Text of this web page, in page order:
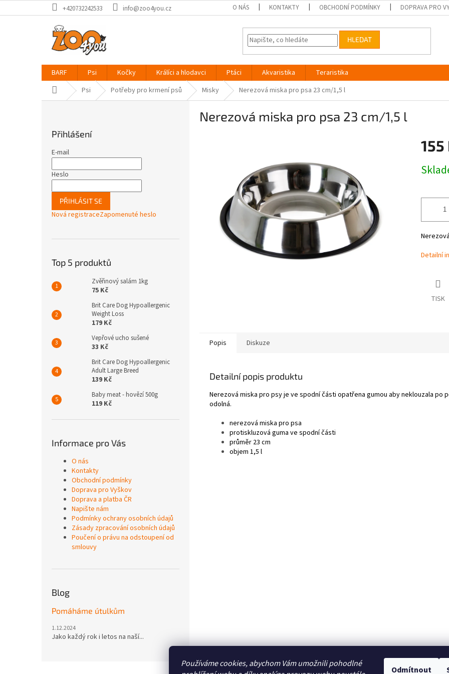
Používáme cookies, abychom Vám umožnili pohodlné
Odmítnout
na
+420732242533 info@zoo4you.cz O NÁS KONTAKTY OBCHODNÍ PODMÍNKY DOPRAVA PRO
HLEDAT
BARF Psi Kočky Králíci a hlodavci Ptáci Akvaristika
Teraristika
Domů Psi Potřeby pro krmení psů Misky Nerezová miska pro psa 23 cm/1,5 l
Přihlášení
E-mail
Heslo
PŘIHLÁSIT SE
Nová registraceZapomenuté heslo
Top 5 produktů
Zvěřinový salám 1kg
75 Kč
Brit Care Dog Hypoallergenic
Weight Loss
179 Kč
Vepřové ucho sušené
33 Kč
Brit Care Dog Hypoallergenic
Adult Large Breed
139 Kč
Baby meat - hovězí 500g
119 Kč
Informace pro Vás
O nás
Kontakty
Obchodní podmínky
Doprava pro Vyškov
Doprava a platba ČR
Napište nám
Podmínky ochrany osobních údajů
Zásady zpracování osobních údajů
Poučení o právu na odstoupení od
smlouvy
Blog
Pomáháme útulkům
1.12.2024
Jako každý rok i letos na naší...
Nerezová miska pro psa 23 cm/1,5 l
155
cena:
Detailní
TISK
Popis Diskuze
Detailní popis produktu
Nerezová miska pro psy je ve spodní části opatřena gumou aby neklouzala po
odolná.
nerezová miska pro psa
protiskluzová guma ve spodní části
průměr 23 cm
objem 1,5 l